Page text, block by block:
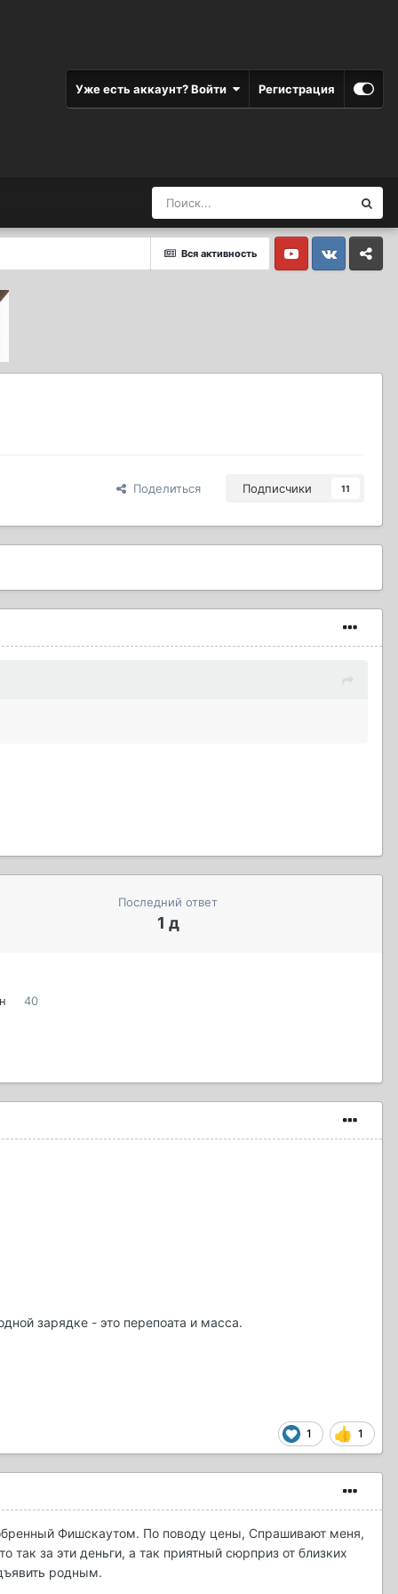
Уже есть аккаунт? Войти Регистрация
Вся активность
Youtube VkontakteYandex
Поделиться Подписчики 11
Последний ответ
1 д
40
зарядке - это перепоата и масса.
1 1
Фишскаутом. По поводу цены, Спрашивают меня,
за эти деньги, а так приятный сюрприз от близких
родным.